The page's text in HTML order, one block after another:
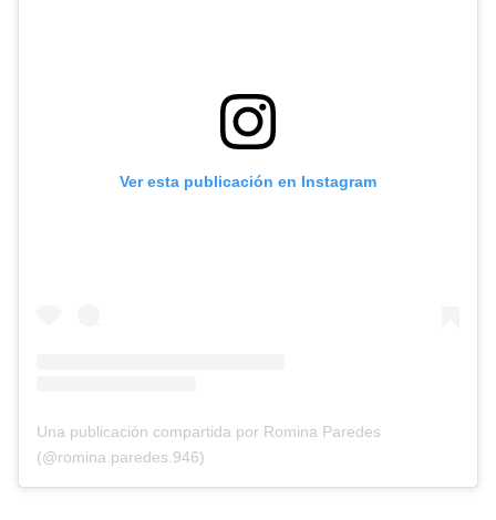
Ver esta publicación en Instagram
Una publicación compartida por Romina Paredes
(@romina.paredes.946)